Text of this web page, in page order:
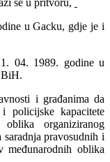
se u pritvoru,
u Gacku, gdje je i
04. 1989. godine u
BiH.
i građanima da
policijske kapacitete
organiziranog
pravosudnih i
oblika